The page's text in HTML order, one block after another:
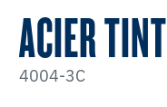
ACIER TINT
4004-3C